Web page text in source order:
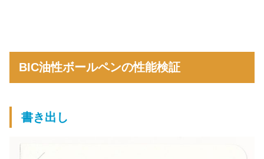
BIC油性ボールペンの性能検証
書き出し